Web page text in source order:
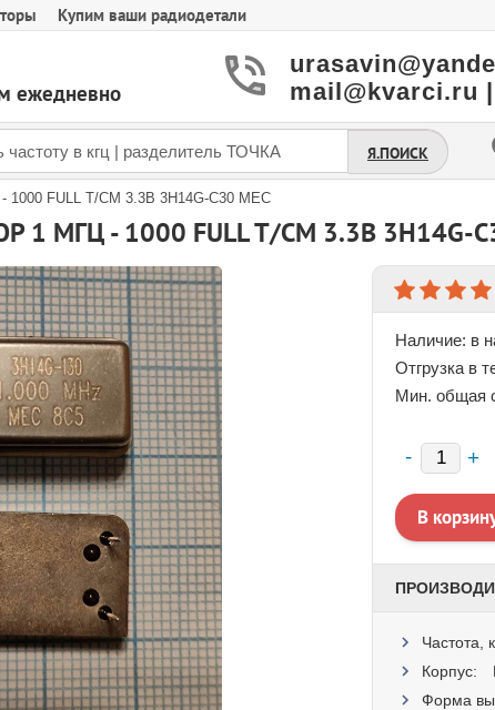
Купим ваши радиодетали
ежедневно
mail@kvarci.ru
Я.ПОИСК
1000 FULL T/CM 3.3В 3H14G-C30 MEC
1 МГЦ - 1000 FULL T/CM 3.3В 3H14G-
Наличие: в
Отгрузка в
Мин. общая
Частота,
Корпус:
Форма